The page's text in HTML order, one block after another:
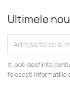
Ultimele
Iti poti desfiinta
folosesti informatiile